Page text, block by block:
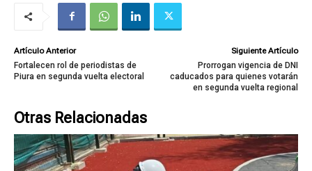
Artículo Anterior
Fortalecen rol de periodistas de
Piura en segunda vuelta electoral
Siguiente Artículo
Prorrogan vigencia de DNI
caducados para quienes votarán
en segunda vuelta regional
Otras Relacionadas